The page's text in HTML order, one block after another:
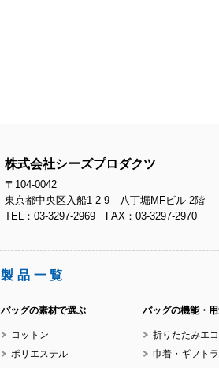
株式会社シーズプロダクツ
〒104-0042
東京都中央区入船1-2-9 八丁堀MFビル 2階
TEL：03-3297-2969 FAX：03-3297-2970
製品一覧
バッグの素材で選ぶ
コットン
ポリエステル
バッグの機能・
折りたたみエ
巾着・ギフト